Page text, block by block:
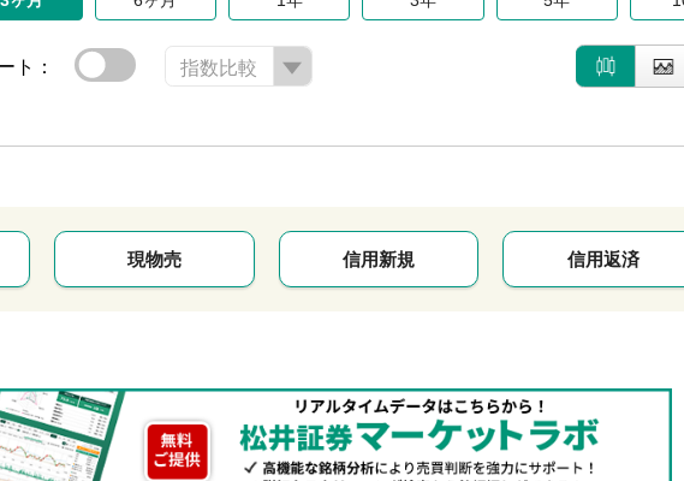
ト： 指数比較
現物売 信用新規 信用返済